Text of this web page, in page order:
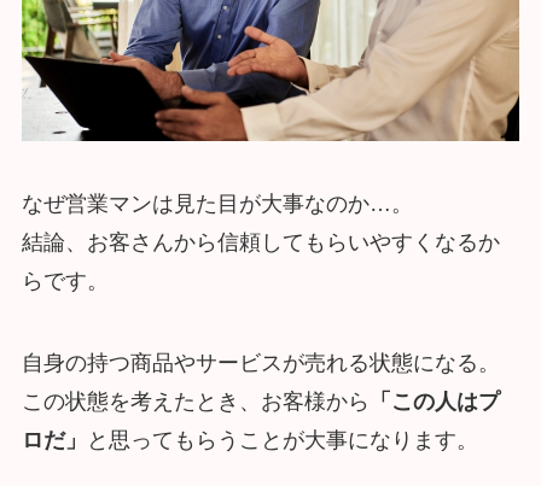
なぜ営業マンは見た目が大事なのか…。
結論、お客さんから信頼してもらいやすくなるか
らです。
自身の持つ商品やサービスが売れる状態になる。
この状態を考えたとき、お客様から
「この人はプ
ロだ」
と思ってもらうことが大事になります。